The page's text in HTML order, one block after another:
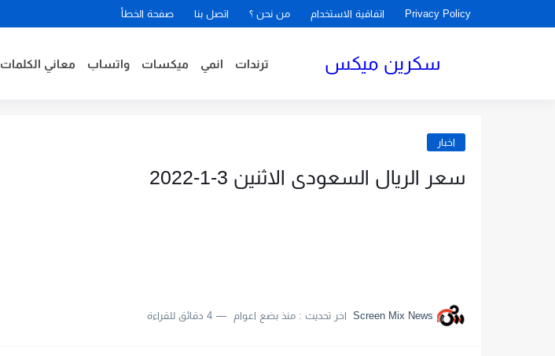
Privacy Policy اتفاقية الاستخدام من نحن ؟ اتصل بنا صفحة الخطأ
سكرين ميكس ترندات انمي ميكسات واتساب معاني الكلمات
اخبار
سعر الريال السعودى الاثنين 3-1-2022
Screen Mix News اخر تحديث :منذ بضع اعوام 4 دقائق للقراءة